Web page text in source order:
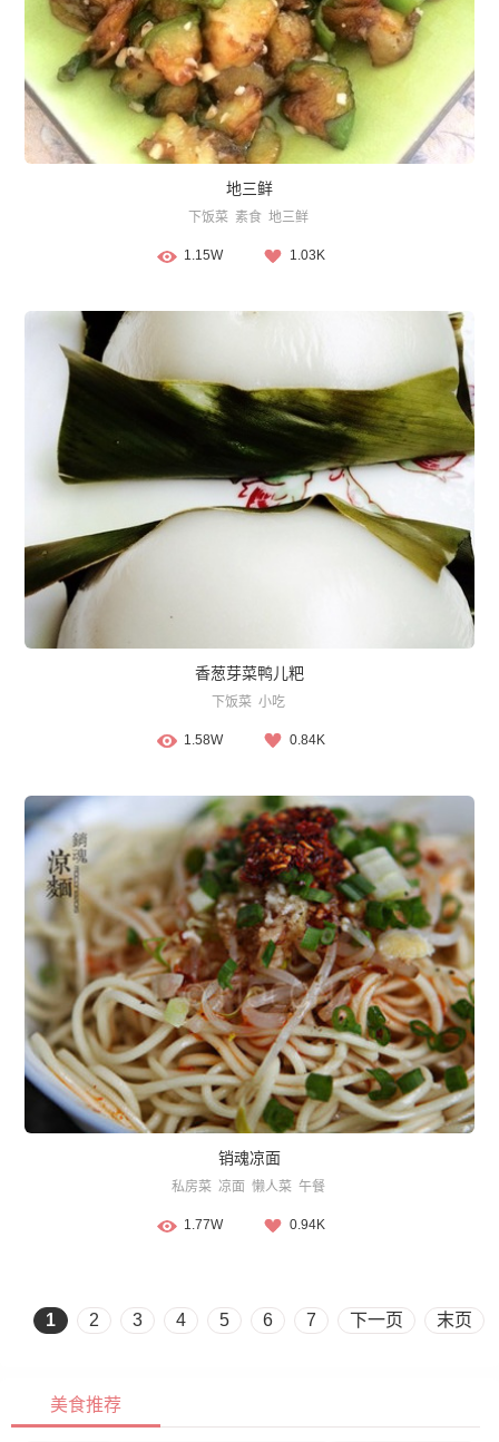
地三鲜
下饭菜 素食 地三鲜
1.15W 1.03K
香葱芽菜鸭儿粑
下饭菜 小吃
1.58W 0.84K
销魂凉面
私房菜 凉面 懒人菜 午餐
1.77W 0.94K
1 2 3 4 5 6 7 下一页 末页
美食推荐